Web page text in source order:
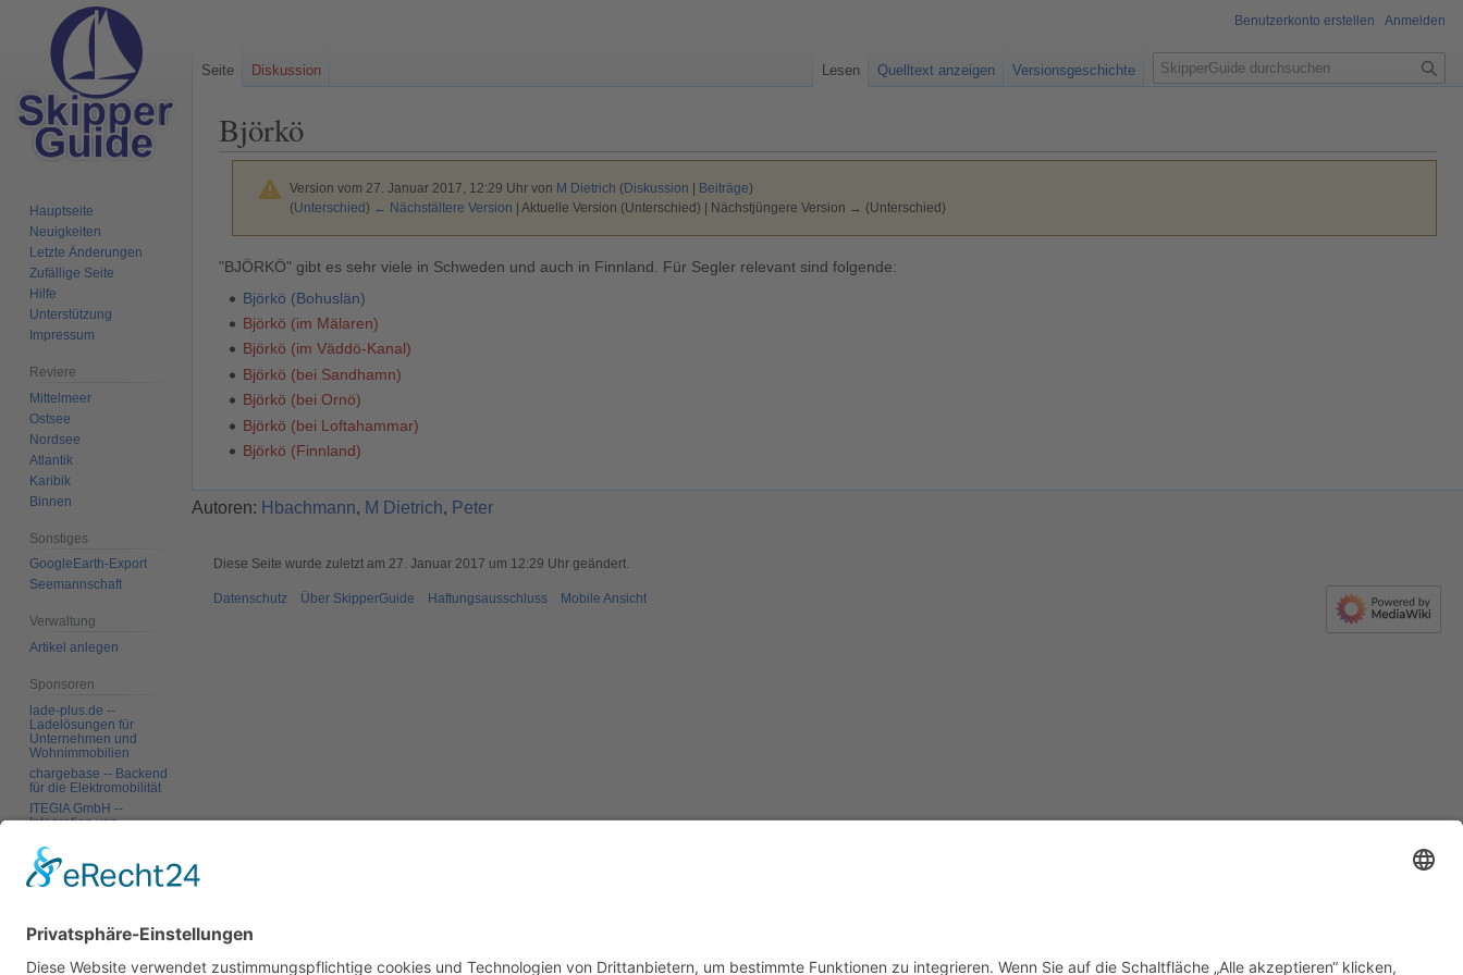
Björkö
Version vom 27. Januar 2017, 12:29 Uhr von M Dietrich (Diskussion Beiträge)
(Unterschied) ← Nächstältere Version | Aktuelle Version (Unterschied) | Nächstjüngere Version → (Unterschied)
Zur
Navigation
Zur
Suche
"BJÖRKÖ" gibt es sehr viele in Schweden und auch in Finnland. Für Segler relevant sind folgende:
Björkö (Bohuslän)
Björkö (im Mälaren)
Björkö (im Väddö-Kanal)
Björkö (bei Sandhamn)
Björkö (bei Ornö)
Björkö (bei Loftahammar)
Björkö (Finnland)
Autoren: Hbachmann, M Dietrich, Peter
Benutzerkonto erstellen Anmelden
Seite Diskussion Lesen Quelltext anzeigen Versionsgeschichte
S
u
e
Hauptseite
Neuigkeiten
Letzte Änderungen
Zufällige Seite
Hilfe
Unterstützung
Impressum
Reviere
Mittelmeer
Ostsee
Nordsee
Atlantik
Karibik
Binnen
Sonstiges
GoogleEarth-Export
Seemannschaft
Verwaltung
Artikel anlegen
Sponsoren
lade-plus.de --
Ladelösungen für
Unternehmen und
Wohnimmobilien
chargebase -- Backend
für die Elektromobilität
ITEGIA GmbH --
Integration von
individuelle
Softwarelösungen
Links auf diese Seite
Änderungen an
verlinkten Seiten
Diese Seite wurde zuletzt am 27. Januar 2017 um 12:29 Uhr geändert.
Datenschutz Über SkipperGuide Haftungsausschluss Mobile Ansicht